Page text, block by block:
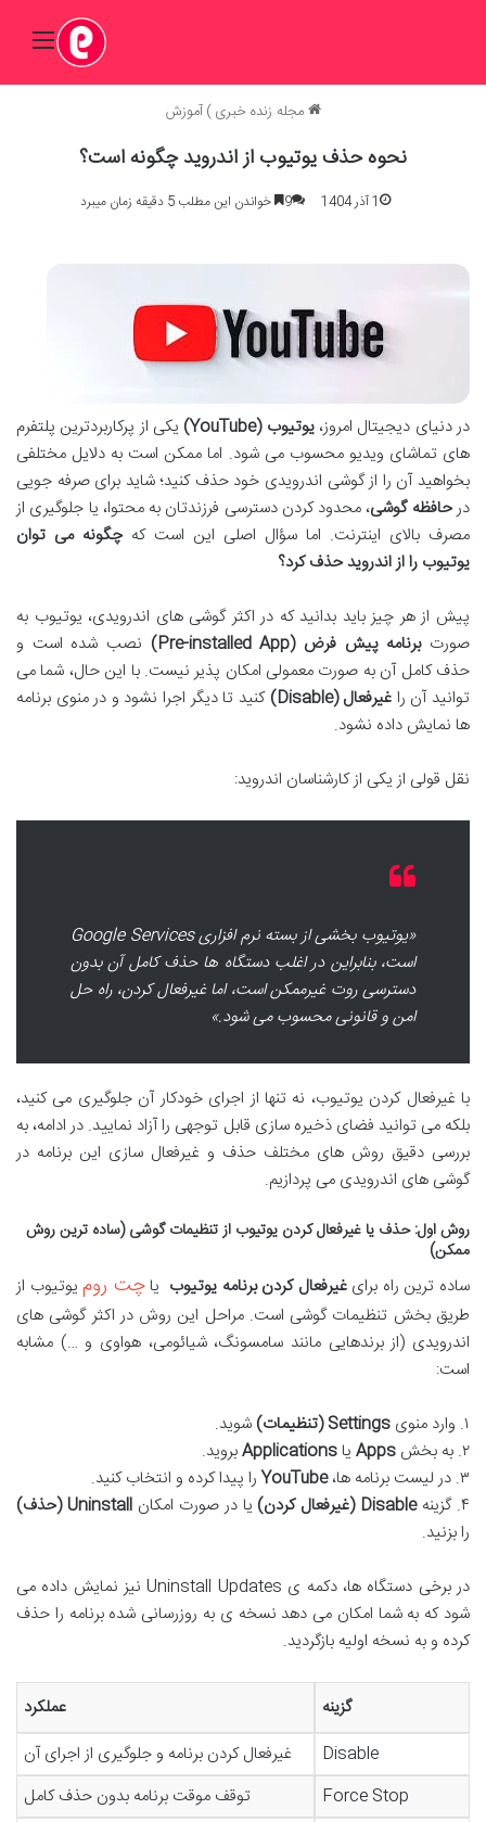
مجله زنده خبری ) آموزش
نحوه حذف یوتیوب از اندروید چگونه است؟
1 آذر 1404 9 خواندن این مطلب 5 دقیقه زمان میبرد
در دنیای دیجیتال امروز،یوتیوب (YouTube)
یکی از پرکاربردترین پلتفرم
های تماشای ویدیو محسوب می شود. اما ممکن است به دلایل مختلفی
بخواهید آن را از گوشی اندرویدی خود حذف کنید؛ شاید برای صرفه جویی
درحافظه گوشی، محدود کردن دسترسی فرزندتان به محتوا، یا جلوگیری از
مصرف بالای اینترنت. اما سؤال اصلی این است کهچگونه می توان
یوتیوب را از اندروید حذف کرد؟
پیش از هر چیز باید بدانید که در اکثر گوشی های اندرویدی، یوتیوب به
صورتبرنامه پیش فرض (Pre-installed App)
نصب شده است و
حذف کامل آن به صورت معمولی امکان پذیر نیست. با این حال، شما می
توانید آن را غیرفعال (Disable)
کنید تا دیگر اجرا نشود و در منوی برنامه
ها نمایش داده نشود.
نقل قولی از یکی از کارشناسان اندروید:
«یوتیوب بخشی از بسته نرم افزاری Google Services
است، بنابراین در اغلب دستگاه ها حذف کامل آن بدون
دسترسی روت غیرممکن است، اما غیرفعال کردن، راه حل
امن و قانونی محسوب می شود.»
با غیرفعال کردن یوتیوب، نه تنها از اجرای خودکار آن جلوگیری می کنید،
بلکه می توانید فضای ذخیره سازی قابل توجهی را آزاد نمایید. در ادامه، به
بررسی دقیق روش های مختلف حذف و غیرفعال سازی این برنامه در
گوشی های اندرویدی می پردازیم.
روش اول: حذف یا غیرفعال کردن یوتیوب از تنظیمات گوشی (ساده ترین روش
ممکن)
ساده ترین راه برایغیرفعال کردن برنامه یوتیوب یاچت رومیوتیوب از
طریق بخش تنظیمات گوشی است. مراحل این روش در اکثر گوشی های
اندرویدی (از برندهایی مانند سامسونگ، شیائومی، هواوی و …) مشابه
است:
۱. وارد منوی
Settings (تنظیمات)
شوید.
۲. به بخش
Apps یاApplicationsبروید.
۳. در لیست برنامه ها،
YouTubeرا پیدا کرده و انتخاب کنید.
۴. گزینه
Disable (غیرفعال کردن) یا در صورت امکانUninstall (حذف)
را بزنید.
در برخی دستگاه ها، دکمه ی Uninstall Updates نیز نمایش داده می
شود که به شما امکان می دهد نسخه ی به روزرسانی شده برنامه را حذف
کرده و به نسخه اولیه بازگردید.
گزینه
عملکرد
Disable
غیرفعال کردن برنامه و جلوگیری از اجرای آن
Force Stop
توقف موقت برنامه بدون حذف کامل